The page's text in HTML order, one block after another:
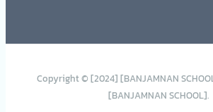
Copyright © [2024] [BANJAMNAN
[BANJAMNAN SCHOOL].